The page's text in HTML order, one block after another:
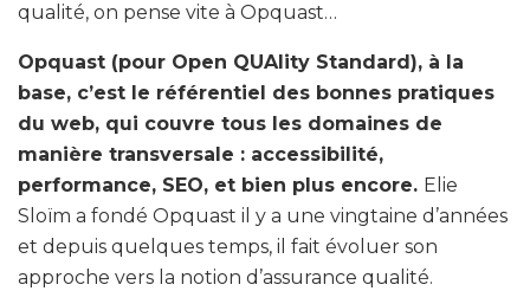
qualité, on pense vite à Opquast…
Opquast (pour Open QUAlity Standard), à la
base, c’est le référentiel des bonnes pratiques
du web, qui couvre tous les domaines de
manière transversale : accessibilité,
performance, SEO, et bien plus encore. Elie
Sloïm a fondé Opquast il y a une vingtaine d’années
et depuis quelques temps, il fait évoluer son
approche vers la notion d’assurance qualité.